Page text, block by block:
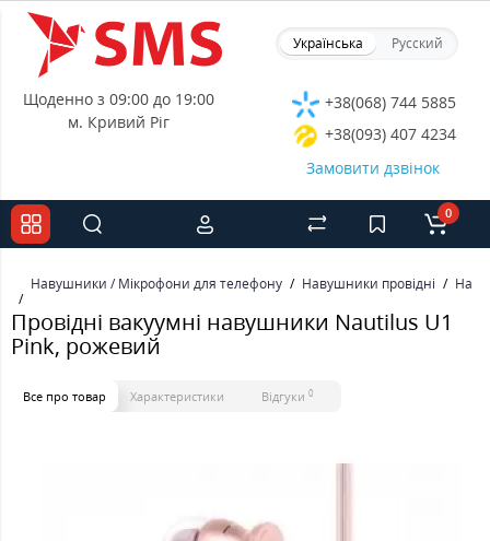
Українська Русский
Щоденно з 09:00 до 19:00
м. Кривий Ріг
+38(068) 744 5885
+38(093) 407 4234
Замовити дзвінок
0
Навушники / Мікрофони для телефону Навушники провідні
Провідні вакуумні навушники Nautilus U1
Pink, рожевий
Все про товар Характеристики Відгуки 0